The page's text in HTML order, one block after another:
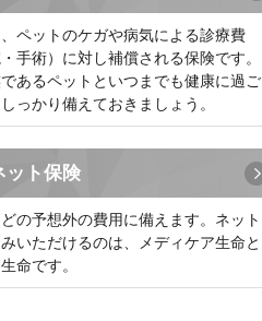
ペットのケガや病気による診療費
・手術）に対し補償される保険です。
あるペットといつまでも健康に過ご
っかり備えておきましょう。
ット保険
の予想外の費用に備えます。ネット
いただけるのは、メディケア生命と
命です。